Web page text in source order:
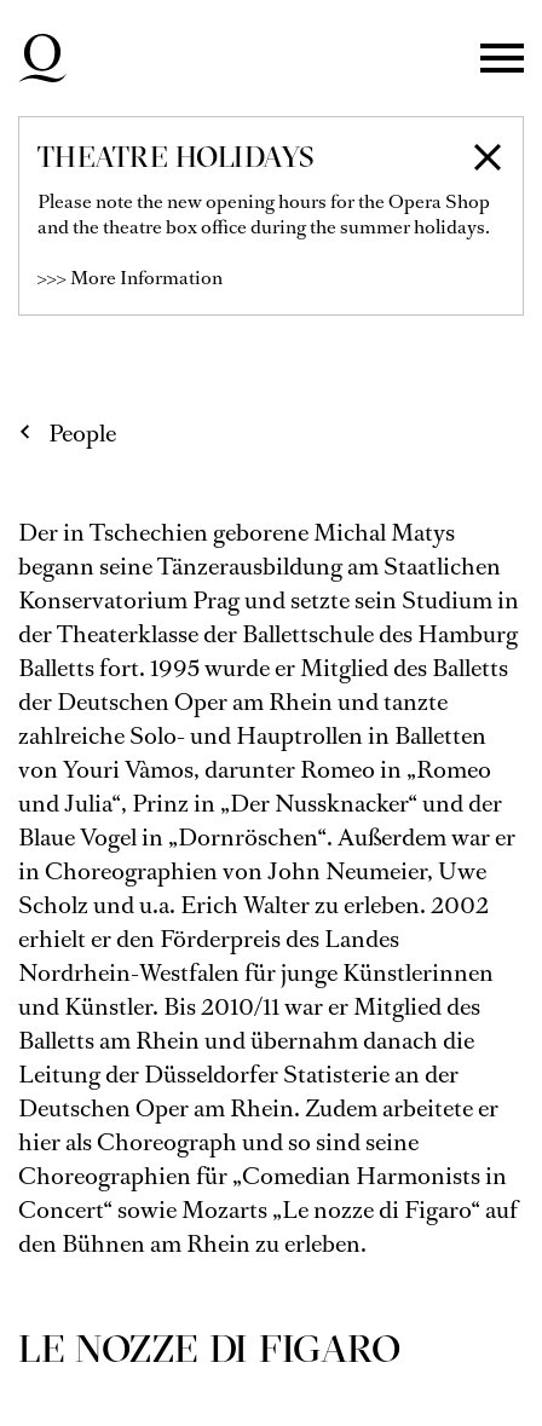
Skip to main navigation
Skip to footer
THEATRE HOLIDAYS
Please note the new opening hours for the Opera Shop
and the theatre box office during the summer holidays.
>>> More Information
MICHAL MATYS
Supernumerary Performer Düsseldorf
People
Der in Tschechien geborene Michal Matys
begann seine Tänzerausbildung am Staatlichen
Konservatorium Prag und setzte sein Studium in
der Theaterklasse der Ballettschule des Hamburg
Balletts fort. 1995 wurde er Mitglied des Balletts
der Deutschen Oper am Rhein und tanzte
zahlreiche Solo- und Hauptrollen in Balletten
von Youri Vàmos, darunter Romeo in „Romeo
und Julia“, Prinz in „Der Nussknacker“ und der
Blaue Vogel in „Dornröschen“. Außerdem war er
in Choreographien von John Neumeier, Uwe
Scholz und u.a. Erich Walter zu erleben. 2002
erhielt er den Förderpreis des Landes
Nordrhein-Westfalen für junge Künstlerinnen
und Künstler. Bis 2010/11 war er Mitglied des
Balletts am Rhein und übernahm danach die
Leitung der Düsseldorfer Statisterie an der
Deutschen Oper am Rhein. Zudem arbeitete er
hier als Choreograph und so sind seine
Choreographien für „Comedian Harmonists in
Concert“ sowie Mozarts „Le nozze di Figaro“ auf
den Bühnen am Rhein zu erleben.
LE NOZZE DI FIGARO